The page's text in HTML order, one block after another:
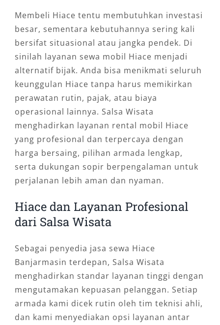
Membeli Hiace tentu membutuhkan investasi
besar, sementara kebutuhannya sering kali
bersifat situasional atau jangka pendek. Di
sinilah layanan sewa mobil Hiace menjadi
alternatif bijak. Anda bisa menikmati seluruh
keunggulan Hiace tanpa harus memikirkan
perawatan rutin, pajak, atau biaya
operasional lainnya. Salsa Wisata
menghadirkan layanan rental mobil Hiace
yang profesional dan terpercaya dengan
harga bersaing, pilihan armada lengkap,
serta dukungan sopir berpengalaman untuk
perjalanan lebih aman dan nyaman.
Hiace dan Layanan Profesional
dari Salsa Wisata
Sebagai penyedia jasa sewa Hiace
Banjarmasin terdepan, Salsa Wisata
menghadirkan standar layanan tinggi dengan
mengutamakan kepuasan pelanggan. Setiap
armada kami dicek rutin oleh tim teknisi ahli,
dan kami menyediakan opsi layanan antar